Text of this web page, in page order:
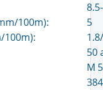
100m):
5
100m):
50
M
384